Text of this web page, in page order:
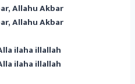
Allahu Akbar
Allahu Akbar
ilaha illallah
ilaha illallah